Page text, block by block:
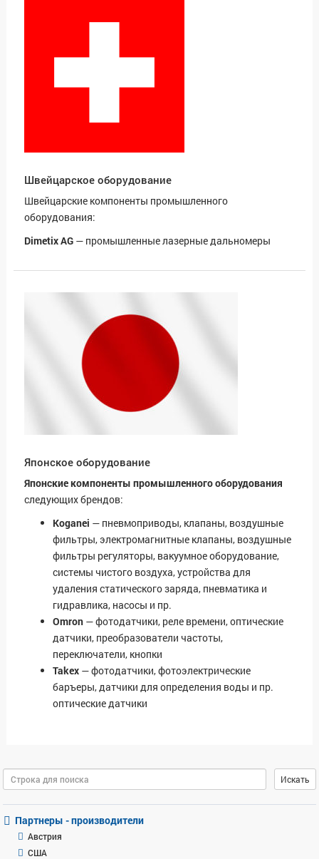
Швейцарское оборудование
Швейцарские компоненты промышленного
оборудования:
Dimetix AG — промышленные лазерные дальномеры
Японское оборудование
Японские компоненты промышленного оборудования
следующих брендов:
Koganei — пневмоприводы, клапаны, воздушные
фильтры, электромагнитные клапаны, воздушные
фильтры регуляторы, вакуумное оборудование,
системы чистого воздуха, устройства для
удаления статического заряда, пневматика и
гидравлика, насосы и пр.
Omron — фотодатчики, реле времени, оптические
датчики, преобразователи частоты,
переключатели, кнопки
Takex — фотодатчики, фотоэлектрические
баръеры, датчики для определения воды и пр.
оптические датчики
Поиск
Искать
Партнеры - производители
Австрия
США